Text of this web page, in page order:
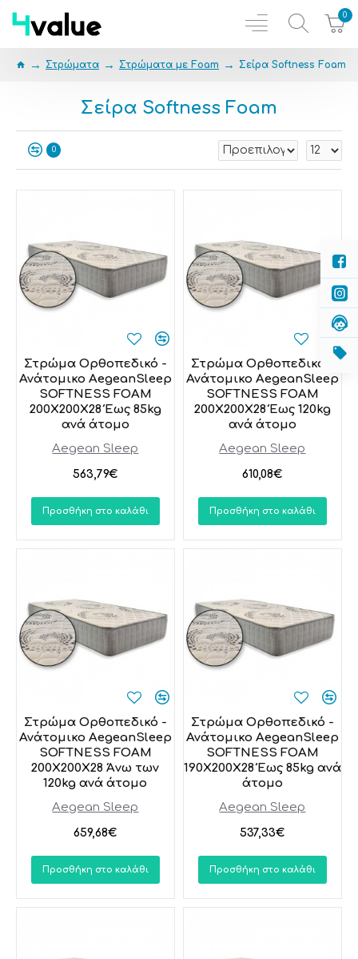
0
Στρώματα Στρώματα με Foam Σείρα Softness Foam
Σείρα Softness Foam
0
Aegean Sleep
Στρώμα Ορθοπεδικό -
Ανάτομικο AegeanSleep
SOFTNESS FOAM
200X200X28 Έως 85kg
ανά άτομο
563,79€
Προσθήκη στο καλάθι
Aegean Sleep
Στρώμα Ορθοπεδικό -
Ανάτομικο AegeanSleep
SOFTNESS FOAM
200X200X28 Έως 120kg
ανά άτομo
610,08€
Προσθήκη στο καλάθι
Aegean Sleep
Στρώμα Ορθοπεδικό -
Ανάτομικο AegeanSleep
SOFTNESS FOAM
200X200X28 Άνω των
120kg ανά άτομο
659,68€
Προσθήκη στο καλάθι
Aegean Sleep
Στρώμα Ορθοπεδικό -
Ανάτομικο AegeanSleep
SOFTNESS FOAM
190X200X28 Έως 85kg ανά
άτομο
537,33€
Προσθήκη στο καλάθι